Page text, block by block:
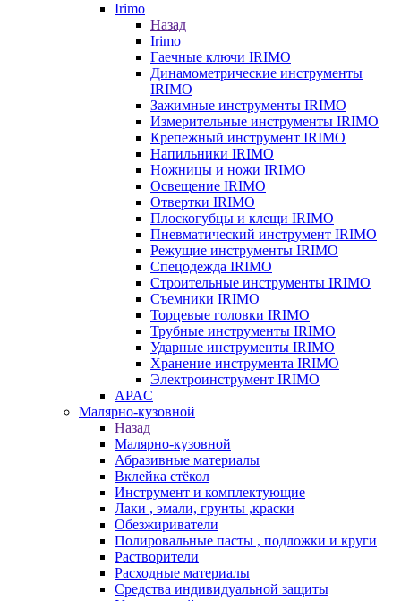
Irimo
Назад
Irimo
Гаечные ключи IRIMO
Динамометрические инструменты
IRIMO
Зажимные инструменты IRIMO
Измерительные инструменты IRIMO
Крепежный инструмент IRIMO
Напильники IRIMO
Ножницы и ножи IRIMO
Освещение IRIMO
Отвертки IRIMO
Плоскогубцы и клещи IRIMO
Пневматический инструмент IRIMO
Режущие инструменты IRIMO
Спецодежда IRIMO
Строительные инструменты IRIMO
Съемники IRIMO
Торцевые головки IRIMO
Трубные инструменты IRIMO
Ударные инструменты IRIMO
Хранение инструмента IRIMO
Электроинструмент IRIMO
APAC
Малярно-кузовной
Назад
Малярно-кузовной
Абразивные материалы
Вклейка стёкол
Инструмент и комплектующие
Лаки , эмали, грунты ,краски
Обезжириватели
Полировальные пасты , подложки и круги
Растворители
Расходные материалы
Средства индивидуальной защиты